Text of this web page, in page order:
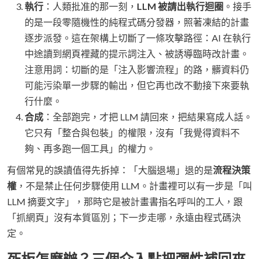
執行 ：人類批准的那一刻， LLM 被請出執行迴圈 。接手
的是一段零隨機性的純程式碼分發器，照著凍結的計畫
逐步派發。這在架構上切斷了一條攻擊路徑：AI 在執行
中途讀到網頁裡藏的提示詞注入、被誘導臨時改計畫。
注意用詞：切斷的是「注入影響流程」的路，髒資料仍
可能污染單一步驟的輸出，但它再也改不動接下來要執
行什麼。
合成 ：全部跑完，才把 LLM 請回來，把結果寫成人話。
它只有「整合與包裝」的權限，沒有「我覺得資料不
夠、再多跑一個工具」的權力。
有個常見的誤讀值得先拆掉：「大腦退場」退的是流程決策
權 ，不是禁止任何步驟使用 LLM。計畫裡可以有一步是「叫
LLM 摘要文字」，那時它是被計畫書指名呼叫的工人，跟
「抓網頁」沒有本質區別；下一步走哪，永遠由程式碼決
定。